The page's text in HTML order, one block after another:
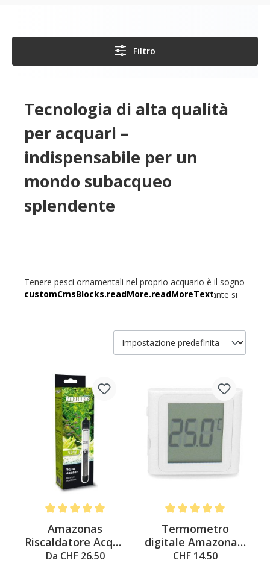
Filtro
Tecnologia di alta qualità
per acquari –
indispensabile per un
mondo subacqueo
splendente
Tenere pesci ornamentali nel proprio acquario è il sogno
di molti. Tuttavia, per garantire che creature e piante si
acquario completo o singoli accessori come un
chiarificatore d'acqua, una pompa, un riscaldatore o un
sistema di riscaldamento completo? Da Petfriends, gli
perché qui gli scaffali virtuali sono pieni di prodotti
essenziali e di alta qualità.
Amazonas
Riscaldatore Acqua
- Riscaldatore
Da CHF 26.50
Termometro
digitale Amazonas,
bianco, 5x1x4.6 cm
CHF 14.50